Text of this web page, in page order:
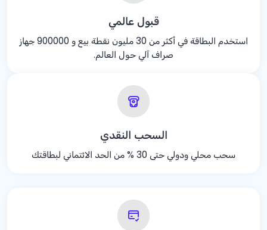
قبول عالمي
استخدم البطاقة في أكثر من 30 مليون نقطة بيع و 900000 جهاز
صراف آلي حول العالم.
السحب النقدي
سحب محلي ودولي حتى % 30من الحد الائتماني لبطاقتك